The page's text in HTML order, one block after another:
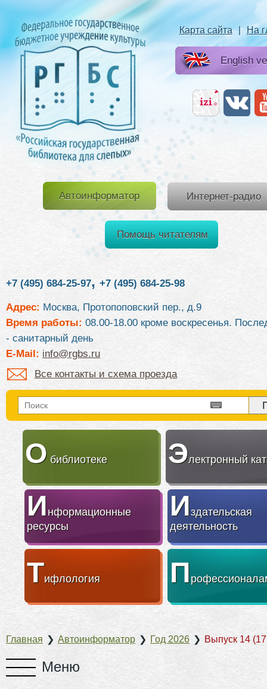
Карта сайта | На
English
Автоинформатор Интернет-радио
Помощь читателям
+7 (495) 684-25-97, +7 (495) 684-25-98
Адрес: Москва, Протопоповский пер., д.9
Время работы: 08.00-18.00 кроме воскресенья.
- санитарный день
E-Mail: info@rgbs.ru
Все контакты и схема проезда
О библиотеке Электронный
Информационные
ресурсы
Издательская
деятельность
Тифлология П
Главная ❯ Автоинформатор ❯ Год 2026 ❯ Выпуск 14